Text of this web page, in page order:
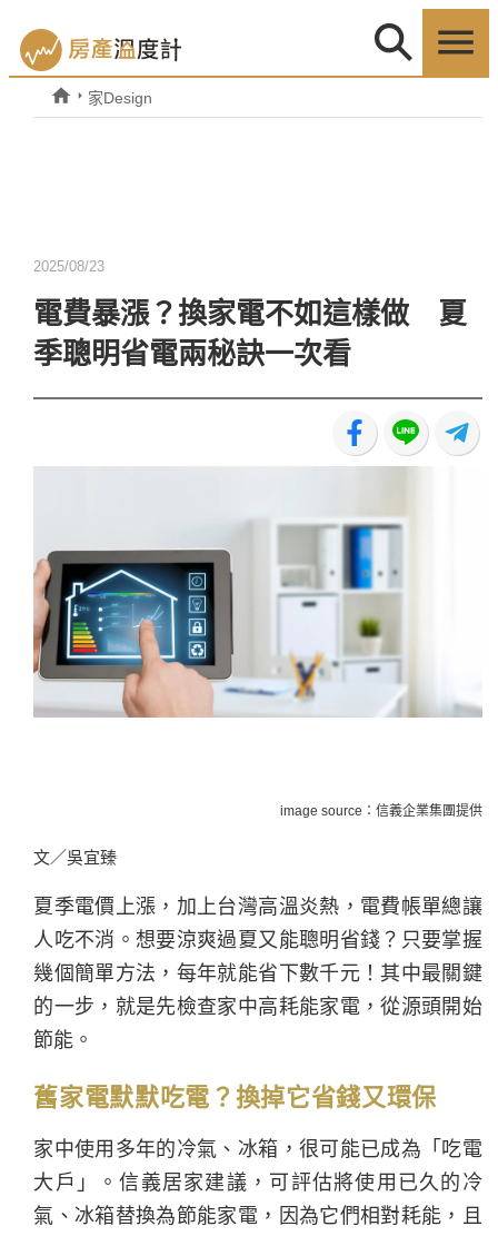
家Design
2025/08/23
電費暴漲？換家電不如這樣做 夏
季聰明省電兩秘訣一次看
image source：信義企業集團提供
文／吳宜臻
夏季電價上漲，加上台灣高溫炎熱，電費帳單總讓
人吃不消。想要涼爽過夏又能聰明省錢？只要掌握
幾個簡單方法，每年就能省下數千元！其中最關鍵
的一步，就是先檢查家中高耗能家電，從源頭開始
節能。
舊家電默默吃電？換掉它省錢又環保
家中使用多年的冷氣、冰箱，很可能已成為「吃電
大戶」。信義居家建議，可評估將使用已久的冷
氣、冰箱替換為節能家電，因為它們相對耗能，且